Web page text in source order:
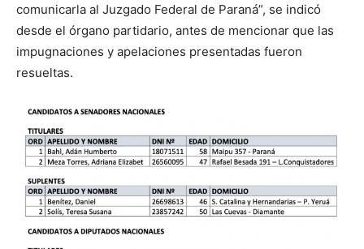
comunicarla al Juzgado Federal de Paraná”, se indicó
desde el órgano partidario, antes de mencionar que las
impugnaciones y apelaciones presentadas fueron
resueltas.